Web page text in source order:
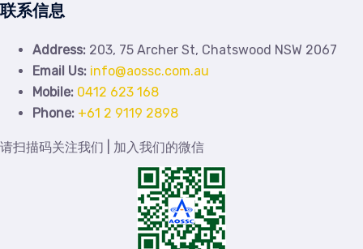
联系信息
Address: 203, 75 Archer St, Chatswood NSW 2067
Email Us: info@aossc.com.au
Mobile: 0412 623 168
Phone: +61 2 9119 2898
请扫描码关注我们 | 加入我们的微信